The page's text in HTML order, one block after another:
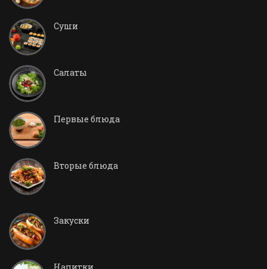
Суши
Салаты
Первые блюда
Вторые блюда
Закуски